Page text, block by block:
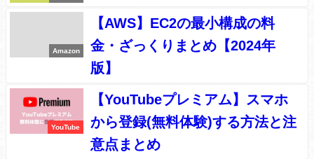
Amazon
【AWS】EC2の最小構成の料
金・ざっくりまとめ【2024年
版】
YouTube
【YouTubeプレミアム】スマホ
から登録(無料体験)する方法と注
意点まとめ